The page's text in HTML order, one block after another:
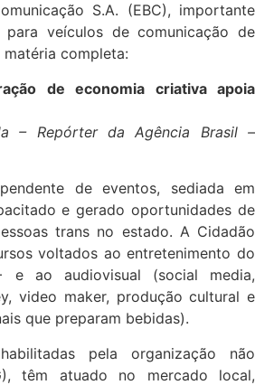
S.A. (EBC), importante
veículos de comunicação de
completa:
de economia criativa apoia
– Repórter da Agência Brasil –
de eventos, sediada em
e gerado oportunidades de
trans no estado. A Cidadão
voltados ao entretenimento do
e ao audiovisual (social media,
video maker, produção cultural e
que preparam bebidas).
pela organização não
têm atuado no mercado local,